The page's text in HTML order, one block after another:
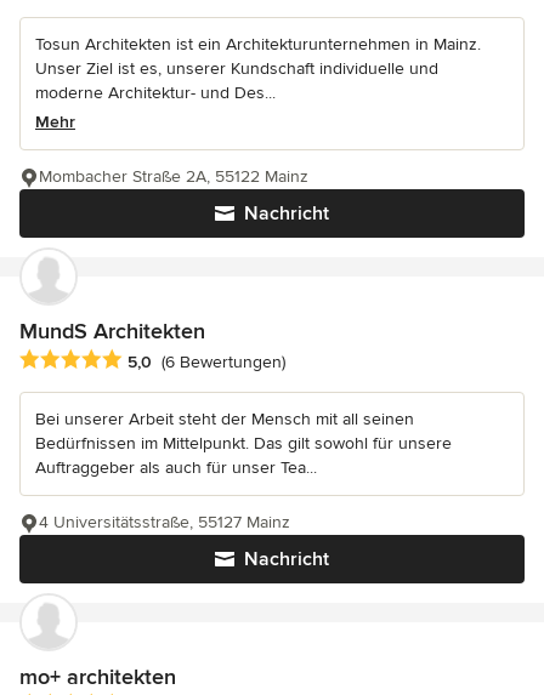
Tosun Architekten ist ein Architekturunternehmen in Mainz.
Unser Ziel ist es, unserer Kundschaft individuelle und
moderne Architektur- und Des...
Mehr
Nachricht
Mombacher Straße 2A, 55122 Mainz
MundS Architekten
Durchschnittliche Bewertung: 5 von 5 Sternen
5,0 (6 Bewertungen)
Bei unserer Arbeit steht der Mensch mit all seinen
Bedürfnissen im Mittelpunkt. Das gilt sowohl für unsere
Auftraggeber als auch für unser Tea...
Nachricht
4 Universitätsstraße, 55127 Mainz
mo+ architekten